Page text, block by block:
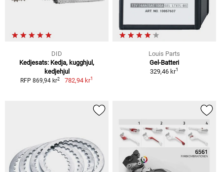
DID
Kedjesats: Kedja, kugghjul,
kedjehjul
RFP 869,94 kr2 782,94 kr1
Louis Parts
Gel-Batteri
329,46 kr1